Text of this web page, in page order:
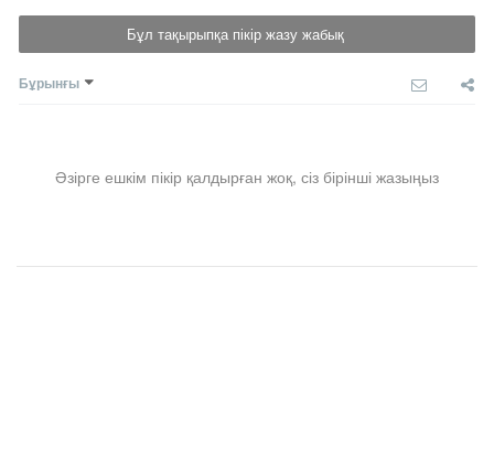
Бұл тақырыпқа пікір жазу жабық
Бұрынғы
Әзірге ешкім пікір қалдырған жоқ, сіз бірінші жазыңыз